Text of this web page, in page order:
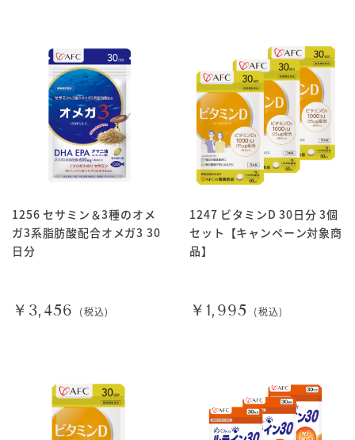
1256 セサミン＆3種のオメ
ガ3系脂肪酸配合オメガ3 30
日分
￥3,456 (税込)
1247 ビタミンD 30日分 3個
セット【キャンペーン対象商
品】
￥1,995 (税込)